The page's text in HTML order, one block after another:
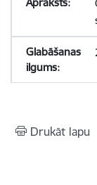
Drukāt lapu